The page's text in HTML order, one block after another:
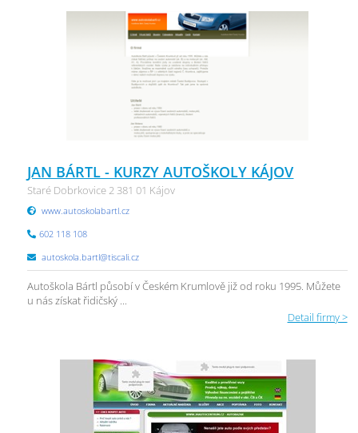
JAN BÁRTL - KURZY AUTOŠKOLY KÁJOV
Staré Dobrkovice 2 381 01 Kájov
www.autoskolabartl.cz
602 118 108
autoskola.bartl@tiscali.cz
Autoškola Bártl působí v Českém Krumlově již od roku 1995. Můžete
u nás získat řidičský ...
Detail firmy >